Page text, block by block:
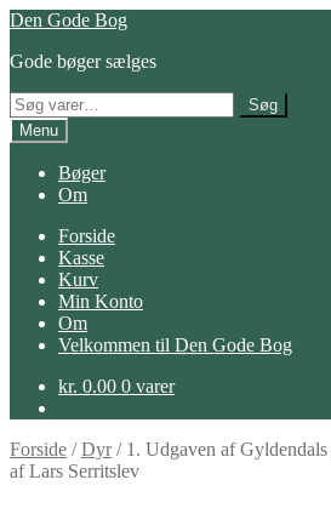
Spring
navigation
Spring
indhold
Den Gode Bog
Gode bøger sælges
Søg
efter:
Søg
Menu
Bøger
Om
Forside
Kasse
Kurv
Min Konto
Om
Velkommen til Den Gode Bog
kr. 0.00 0 varer
Forside /Dyr/ 1. Udgaven af
af Lars Serritslev